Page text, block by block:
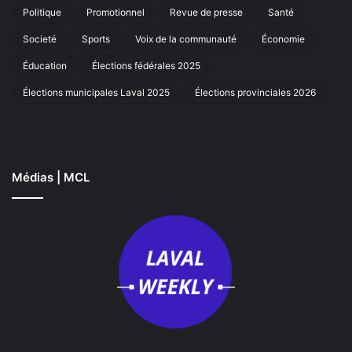
Politique Promotionnel Revue de presse Santé
Societé Sports Voix de la communauté Économie
Éducation Élections fédérales 2025
Élections municipales Laval 2025 Élections provinciales 2026
Médias | MCL